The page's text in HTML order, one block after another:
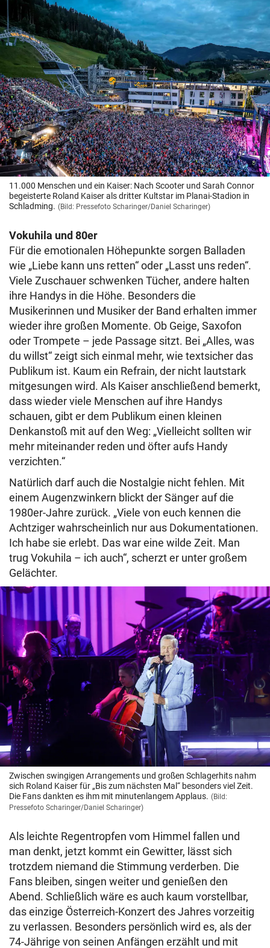
11.000 Menschen und ein Kaiser: Nach Scooter und Sarah Connor
begeisterte Roland Kaiser als dritter Kultstar im Planai-Stadion in
Schladming. (Bild: Pressefoto Scharinger/Daniel Scharinger)
Vokuhila und 80er
Für die emotionalen Höhepunkte sorgen Balladen
wie „Liebe kann uns retten“ oder „Lasst uns reden“.
Viele Zuschauer schwenken Tücher, andere halten
ihre Handys in die Höhe. Besonders die
Musikerinnen und Musiker der Band erhalten immer
wieder ihre großen Momente. Ob Geige, Saxofon
oder Trompete – jede Passage sitzt. Bei „Alles, was
du willst“ zeigt sich einmal mehr, wie textsicher das
Publikum ist. Kaum ein Refrain, der nicht lautstark
mitgesungen wird. Als Kaiser anschließend bemerkt,
dass wieder viele Menschen auf ihre Handys
schauen, gibt er dem Publikum einen kleinen
Denkanstoß mit auf den Weg: „Vielleicht sollten wir
mehr miteinander reden und öfter aufs Handy
verzichten.“
Natürlich darf auch die Nostalgie nicht fehlen. Mit
einem Augenzwinkern blickt der Sänger auf die
1980er-Jahre zurück. „Viele von euch kennen die
Achtziger wahrscheinlich nur aus Dokumentationen.
Ich habe sie erlebt. Das war eine wilde Zeit. Man
trug Vokuhila – ich auch“, scherzt er unter großem
Gelächter.
Zwischen swingigen Arrangements und großen Schlagerhits nahm
sich Roland Kaiser für „Bis zum nächsten Mal“ besonders viel Zeit.
Die Fans dankten es ihm mit minutenlangem Applaus. (Bild:
Pressefoto Scharinger/Daniel Scharinger)
Als leichte Regentropfen vom Himmel fallen und
man denkt, jetzt kommt ein Gewitter, lässt sich
trotzdem niemand die Stimmung verderben. Die
Fans bleiben, singen weiter und genießen den
Abend. Schließlich wäre es auch kaum vorstellbar,
das einzige Österreich-Konzert des Jahres vorzeitig
zu verlassen. Besonders persönlich wird es, als der
74-Jährige von seinen Anfängen erzählt und mit